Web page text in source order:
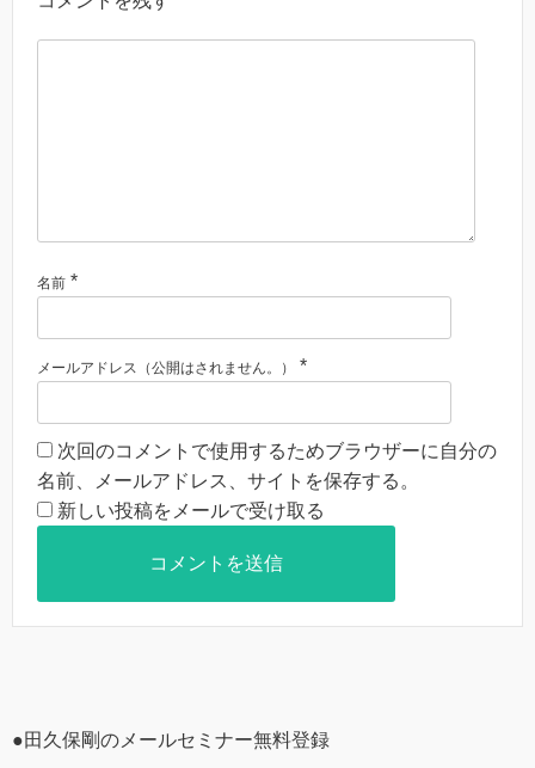
名前 *
メールアドレス（公開はされません。） *
次回のコメントで使用するためブラウザーに自分の
名前、メールアドレス、サイトを保存する。
新しい投稿をメールで受け取る
●田久保剛のメールセミナー無料登録